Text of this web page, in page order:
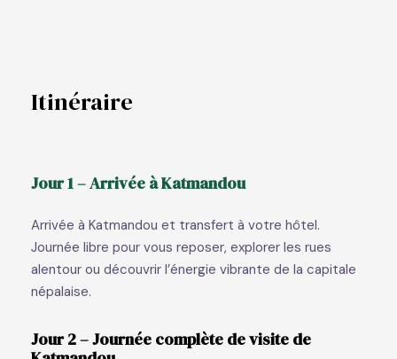
Itinéraire
Jour 1 – Arrivée à Katmandou
Arrivée à Katmandou et transfert à votre hôtel.
Journée libre pour vous reposer, explorer les rues
alentour ou découvrir l’énergie vibrante de la capitale
népalaise.
Jour 2 – Journée complète de visite de